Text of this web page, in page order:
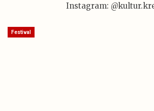
Instagram:
Festival